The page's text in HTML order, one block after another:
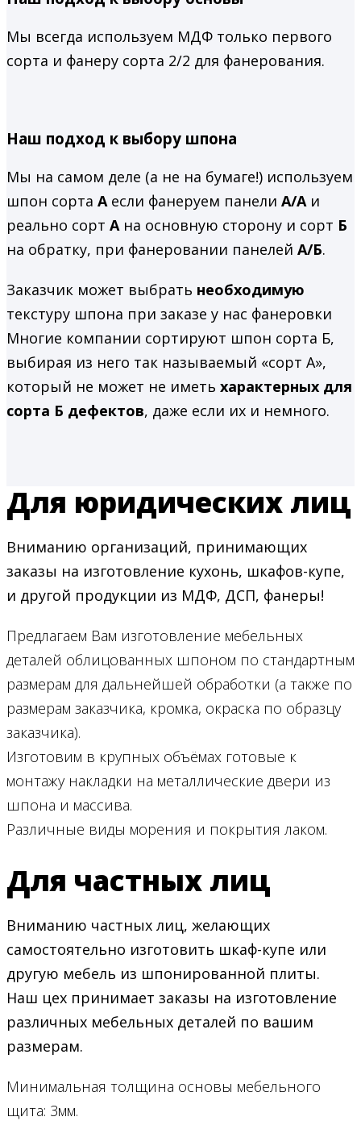
Мы всегда используем МДФ только первого
сорта и фанеру сорта 2/2 для фанерования.
Наш подход к выбору шпона
Мы на самом деле (а не на бумаге!) используем
шпон сорта Аесли фанеруем панели А/Аи
реально сорт Ана основную сторону и сорт Б
на обратку, при фанеровании панелей А/Б.
Заказчик может выбрать необходимую
текстуру шпона при заказе у нас фанеровки
Многие компании сортируют шпон сорта Б,
выбирая из него так называемый «сорт А»,
который не может не иметь характерных для
сорта Б дефектов, даже если их и немного.
Для юридических лиц
Вниманию организаций, принимающих
заказы на изготовление кухонь, шкафов-купе,
и другой продукции из МДФ, ДСП, фанеры!
Предлагаем Вам изготовление мебельных
деталей облицованных шпоном по стандартным
размерам для дальнейшей обработки (а также по
размерам заказчика, кромка, окраска по образцу
заказчика).
Изготовим в крупных объёмах готовые к
монтажу накладки на металлические двери из
шпона и массива.
Различные виды морения и покрытия лаком.
Для частных лиц
Вниманию частных лиц, желающих
самостоятельно изготовить шкаф-купе или
другую мебель из шпонированной плиты.
Наш цех принимает заказы на изготовление
различных мебельных деталей по вашим
размерам.
Минимальная толщина основы мебельного
щита: 3мм.